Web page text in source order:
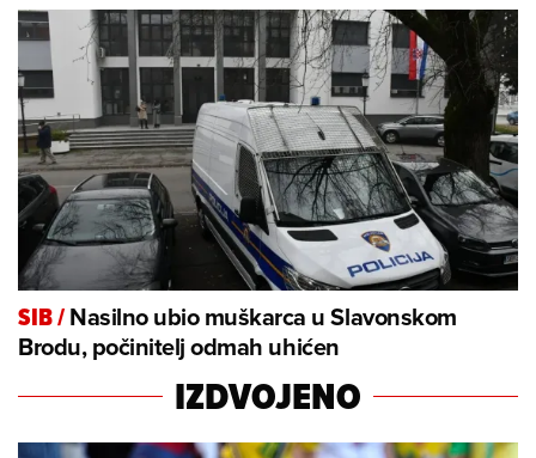
SIB/Nasilno ubio muškarca u Slavonskom
Brodu, počinitelj odmah uhićen
IZDVOJENO